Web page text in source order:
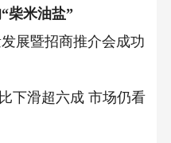
柴米油盐”
展暨招商推介会成功
下滑超六成 市场仍看